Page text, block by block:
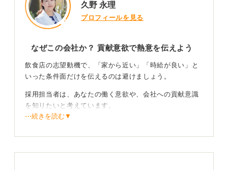
久野 永理
プロフィールを見る
なぜこの会社か？ 貢献意欲で熱意を伝えよう
飲食店の志望動機で、「家から近い」「時給が良い」と
いった条件面だけを伝えるのは避けましょう。
採用担当者は、あなたの働く意欲や、会社への貢献意識
を知りたいと考えています。
⋯続きを読む▼